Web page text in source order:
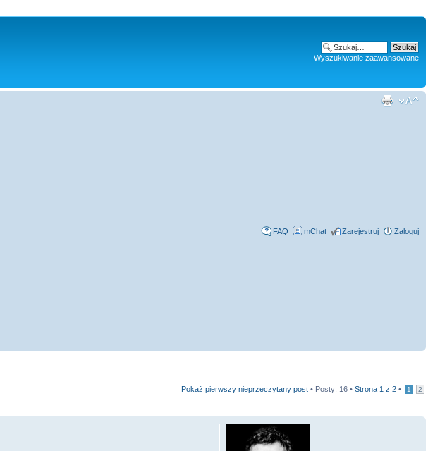
Wyszukiwanie zaawansowane
FAQ mChat Zarejestruj Zaloguj
Pokaż pierwszy nieprzeczytany post • Posty: 16 • Strona 1 z 2 • 1 2